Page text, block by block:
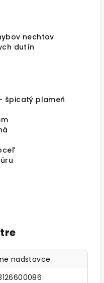
nechtov
dutín
špicatý plameň
nadstavce